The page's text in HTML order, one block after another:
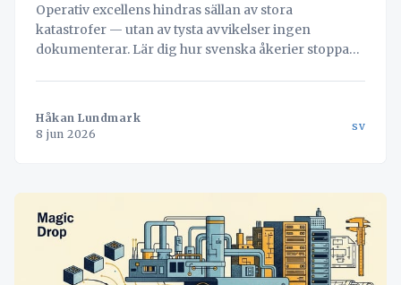
Operativ excellens hindras sällan av stora
katastrofer — utan av tysta avvikelser ingen
dokumenterar. Lär dig hur svenska åkerier stoppar
direkt i arbetsflödet.
Håkan Lundmark
8 jun 2026
sv